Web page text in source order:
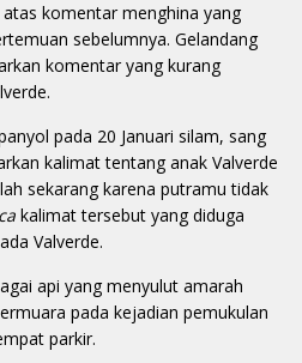
komentar menghina yang
sebelumnya. Gelandang
komentar yang kurang
pada 20 Januari silam, sang
kalimat tentang anak Valverde
sekarang karena putramu tidak
kalimat tersebut yang diduga
Valverde.
api yang menyulut amarah
pada kejadian pemukulan
parkir.